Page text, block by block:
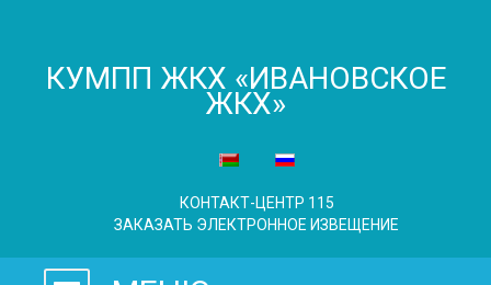
КУМПП ЖКХ «ИВАНОВСКОЕ
ЖКХ»
КОНТАКТ-ЦЕНТР 115
ЗАКАЗАТЬ ЭЛЕКТРОННОЕ ИЗВЕЩЕНИЕ